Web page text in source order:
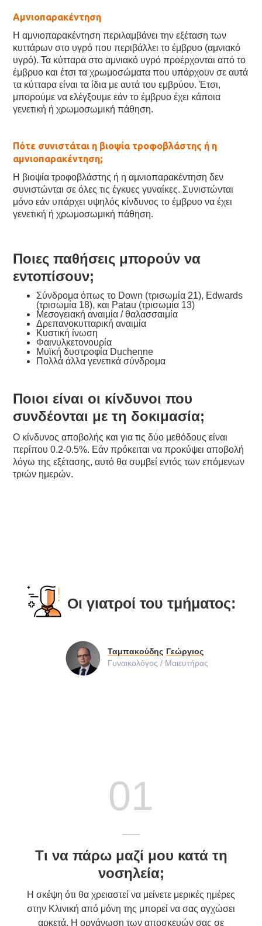
Αμνιοπαρακέντηση
Η αμνιοπαρακέντηση περιλαμβάνει την εξέταση των
κυττάρων στο υγρό που περιβάλλει το έμβρυο (αμνιακό
υγρό). Τα κύτταρα στο αμνιακό υγρό προέρχονται από το
έμβρυο και έτσι τα χρωμοσώματα που υπάρχουν σε αυτά
τα κύτταρα είναι τα ίδια με αυτά του εμβρύου. Έτσι,
μπορούμε να ελέγξουμε εάν το έμβρυο έχει κάποια
γενετική ή χρωμοσωμική πάθηση.
Πότε συνιστάται η βιοψία τροφοβλάστης ή η
αμνιοπαρακέντηση;
Η βιοψία τροφοβλάστης ή η αμνιοπαρακέντηση δεν
συνιστώνται σε όλες τις έγκυες γυναίκες. Συνιστώνται
μόνο εάν υπάρχει υψηλός κίνδυνος το έμβρυο να έχει
γενετική ή χρωμοσωμική πάθηση.
Ποιες παθήσεις μπορούν να
εντοπίσουν;
Σύνδρομα όπως το Down (τρισωμία 21), Edwards
(τρισωμία 18), και Patau (τρισωμία 13)
Μεσογειακή αναιμία / θαλασσαιμία
Δρεπανοκυτταρική αναιμία
Κυστική ίνωση
Φαινυλκετονουρία
Μυϊκή δυστροφία Duchenne
Πολλά άλλα γενετικά σύνδρομα
Ποιοι είναι οι κίνδυνοι που
συνδέονται με τη δοκιμασία;
Ο κίνδυνος αποβολής και για τις δύο μεθόδους είναι
περίπου 0.2-0.5%. Εάν πρόκειται να προκύψει αποβολή
λόγω της εξέτασης, αυτό θα συμβεί εντός των επόμενων
τριών ημερών.
Οι γιατροί του τμήματος:
Ταμπακούδης Γεώργιος
Γυναικολόγος / Μαιευτήρας
01
Τι να πάρω μαζί μου κατά τη
νοσηλεία;
Η σκέψη ότι θα χρειαστεί να μείνετε μερικές ημέρες
στην Κλινική από μόνη της μπορεί να σας αγχώσει
αρκετά. Η οργάνωση των αποσκευών σας σε